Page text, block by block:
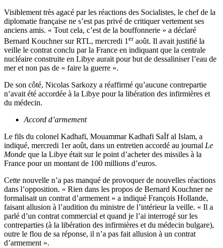
Visiblement très agacé par les réactions des Socialistes, le chef de la
diplomatie française ne s’est pas privé de critiquer vertement ses
anciens amis. « Tout cela, c’est de la bouffonnerie » a déclaré
Bernard Kouchner sur RTL, mercredi 1 eraoût. Il avait justifié la
veille le contrat conclu par la France en indiquant que la centrale
nucléaire construite en Libye aurait pour but de dessaliniser l’eau de
mer et non pas de « faire la guerre ».
De son côté, Nicolas Sarkozy a réaffirmé qu’aucune contrepartie
n’avait été accordée à la Libye pour la libération des infirmières et
du médecin.
Accord d’armement
Le fils du colonel Kadhafi, Mouammar Kadhafi SaÏf al Islam, a
indiqué, mercredi 1er août, dans un entretien accordé au journal Le
Monde que la Libye était sur le point d’acheter des missiles à la
France pour un montant de 100 millions d’euros.
Cette nouvelle n’a pas manqué de provoquer de nouvelles réactions
dans l’opposition. « Rien dans les propos de Bernard Kouchner ne
formalisait un contrat d’armement » a indiqué François Hollande,
faisant allusion à l’audition du ministre de l’intérieur la veille. « Il a
parlé d’un contrat commercial et quand je l’ai interrogé sur les
contreparties (à la libération des infirmières et du médecin bulgare),
outre le flou de sa réponse, il n’a pas fait allusion à un contrat
d’armement ».